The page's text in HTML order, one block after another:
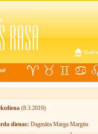
(8.3.2019)
dienas: Dagmāra Marga Margita